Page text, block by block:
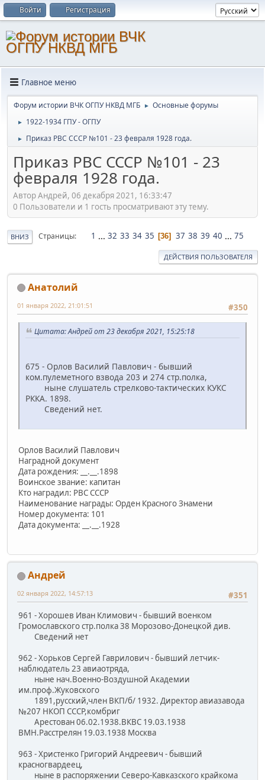
Войти Регистрация
Главное меню
Форум истории ВЧК ОГПУ НКВД МГБ ► Основные форумы
► 1922-1934 ГПУ - ОГПУ
► Приказ РВС СССР №101 - 23 февраля 1928 года.
Приказ РВС СССР №101 - 23
февраля 1928 года.
Автор Андрей, 06 декабря 2021, 16:33:47
0 Пользователи и 1 гость просматривают эту тему.
ВНИЗ Страницы 1 ... 32 33 34 35 36 37 38 39 40 ... 75
ДЕЙСТВИЯ ПОЛЬЗОВАТЕЛЯ
Анатолий
#350
01 января 2022, 21:01:51
Цитата: Андрей от 23 декабря 2021, 15:25:18
675 - Орлов Василий Павлович - бывший
ком.пулеметного взвода 203 и 274 стр.полка,
ныне слушатель стрелково-тактических КУКС
РККА. 1898.
Сведений нет.
Орлов Василий Павлович
Наградной документ
Дата рождения: __.__.1898
Воинское звание: капитан
Кто наградил: РВС СССР
Наименование награды: Орден Красного Знамени
Номер документа: 101
Дата документа: __.__.1928
Андрей
#351
02 января 2022, 14:57:13
961 - Хорошев Иван Климович - бывший военком
Громославского стр.полка 38 Морозово-Донецкой див.
Сведений нет
962 - Хорьков Сергей Гаврилович - бывший летчик-
наблюдатель 23 авиаотряда,
ныне нач.Военно-Воздушной Академии
им.проф.Жуковского
1891,русский,член ВКП/б/ 1932. Директор авиазавода
№207 НКОП СССР,комбриг
Арестован 06.02.1938.ВКВС 19.03.1938
ВМН.Расстрелян 19.03.1938 Москва
963 - Христенко Григорий Андреевич - бывший
красногвардеец,
ныне в распоряжении Северо-Кавказского крайкома